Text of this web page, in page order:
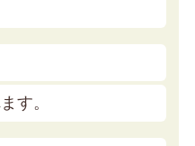
す。